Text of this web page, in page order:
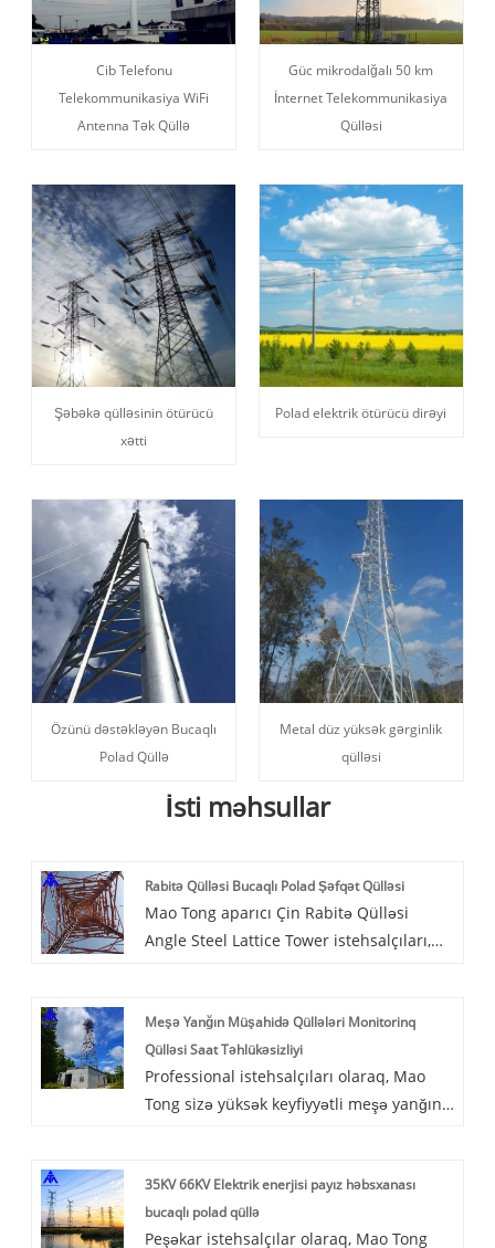
Cib Telefonu
Telekommunikasiya WiFi
Antenna Tək Qüllə
Güc mikrodalğalı 50 km
İnternet Telekommunikasiya
Qülləsi
Şəbəkə qülləsinin ötürücü
xətti
Polad elektrik ötürücü dirəyi
Özünü dəstəkləyən Bucaqlı
Polad Qüllə
Metal düz yüksək gərginlik
qülləsi
İsti məhsullar
Rabitə Qülləsi Bucaqlı Polad Şəfqət Qülləsi
Mao Tong aparıcı Çin Rabitə Qülləsi
Angle Steel Lattice Tower istehsalçıları,
çubuğu, dırmaşan nərdivan və antena
dəstəyi kimi polad komponentlərdən
ibarətdir və isti daldırma sinkləmə və
korroziyaya qarşı emal olunur.
Meşə Yanğın Müşahidə Qüllələri Monitorinq
Qülləsi Saat Təhlükəsizliyi
Professional istehsalçıları olaraq, Mao
Tong sizə yüksək keyfiyyətli meşə yanğın
əhatə edən bir ərazini əhatə edir, torpaq
resursunu, rahat yerləri, qüllələrin
yüngül, rahat nəqliyyat və quraşdırma,
35KV 66KV Elektrik enerjisi payız həbsxanası
bucaqlı polad qüllə
Peşəkar istehsalçılar olaraq, Mao Tong